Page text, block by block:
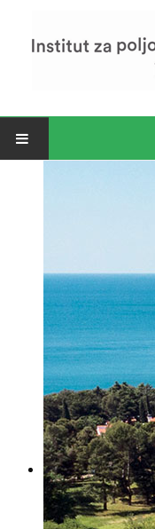
Zavod za
Zavod za
Zavod za
Pokusno
Zaposlenici
Euraxess
Misija i vizija
Upravno Vijeće
Rad Upravnog
Znanstveno Vijeće
Rad
Etičko
Etički kodeks